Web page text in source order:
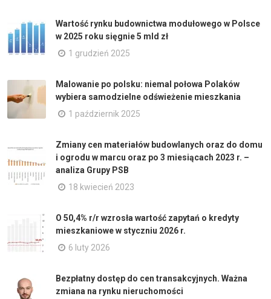
Wartość rynku budownictwa modułowego w Polsce
w 2025 roku sięgnie 5 mld zł
1 grudzień 2025
Malowanie po polsku: niemal połowa Polaków
wybiera samodzielne odświeżenie mieszkania
1 październik 2025
Zmiany cen materiałów budowlanych oraz do domu
i ogrodu w marcu oraz po 3 miesiącach 2023 r. –
analiza Grupy PSB
18 kwiecień 2023
O 50,4% r/r wzrosła wartość zapytań o kredyty
mieszkaniowe w styczniu 2026 r.
6 luty 2026
Bezpłatny dostęp do cen transakcyjnych. Ważna
zmiana na rynku nieruchomości